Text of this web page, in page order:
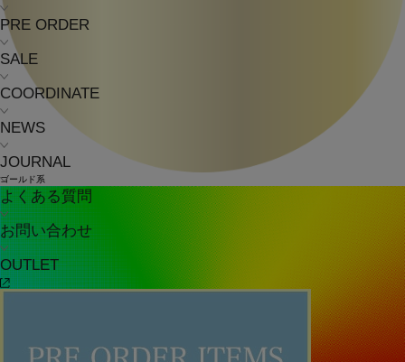
PRE ORDER
SALE
COORDINATE
NEWS
JOURNAL
よくある質問
お問い合わせ
OUTLET
ゴールド系